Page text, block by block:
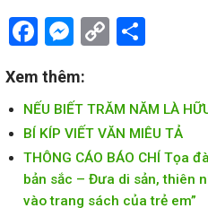
Facebook
Messenger
Copy
Xem thêm:
NẾU BIẾT TRĂM NĂM LÀ
BÍ KÍP VIẾT VĂN MIÊU TẢ
THÔNG CÁO BÁO CHÍ Tọa
bản sắc – Đưa di sản, thiên
vào trang sách của trẻ em”